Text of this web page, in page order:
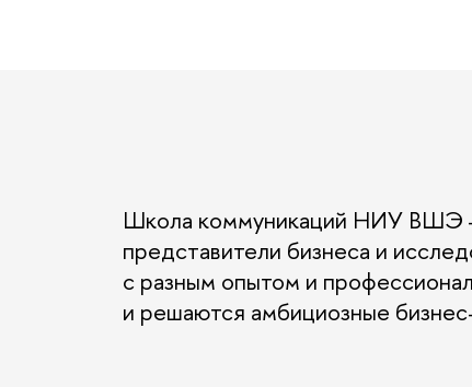
Школа коммуникаций НИУ ВШЭ —
представители бизнеса и
с разным опытом и
и решаются амбициозные